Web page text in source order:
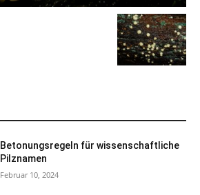
Betonungsregeln für wissenschaftliche
Pilznamen
Februar 10, 2024